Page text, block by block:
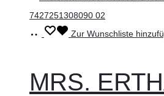
In
Zur Wunschliste
MRS.